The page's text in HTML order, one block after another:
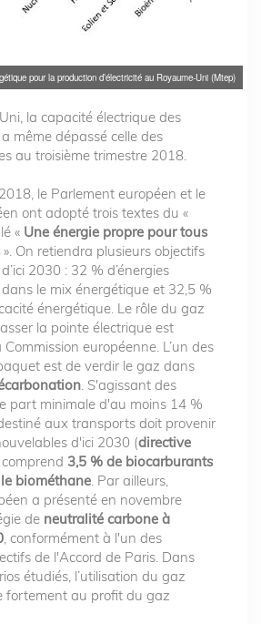
pour la production d’électricité au Royaume-Uni (Mtep)
la capacité électrique des
même dépassé celle des
au troisième trimestre 2018.
le Parlement européen et le
ont adopté trois textes du «
« Une énergie propre pour tous
». On retiendra plusieurs objectifs
2030 : 32 % d’énergies
le mix énergétique et 32,5 %
énergétique. Le rôle du gaz
la pointe électrique est
européenne. L’un des
est de verdir le gaz dans
. S'agissant des
part minimale d'au moins 14 %
aux transports doit provenir
d'ici 2030 (directive
3,5 % de biocarburants
biométhane . Par ailleurs,
a présenté en novembre
de neutralité carbone à
, conformément à l'un des
de l'Accord de Paris. Dans
étudiés, l’utilisation du gaz
fortement au profit du gaz